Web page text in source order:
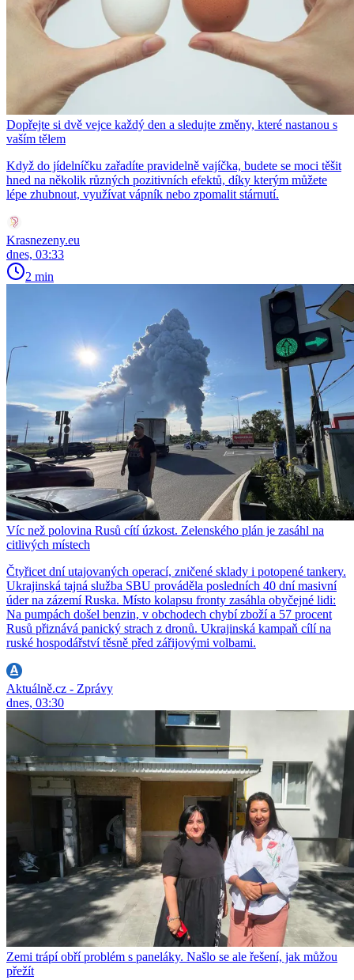
Dopřejte si dvě vejce každý den a sledujte změny, které nastanou s
vaším tělem
Když do jídelníčku zařadíte pravidelně vajíčka, budete se moci těšit
hned na několik různých pozitivních efektů, díky kterým můžete
lépe zhubnout, využívat vápník nebo zpomalit stárnutí.
Krasnezeny.eu
dnes, 03:33
2 min
Víc než polovina Rusů cítí úzkost. Zelenského plán je zasáhl na
citlivých místech
Čtyřicet dní utajovaných operací, zničené sklady i potopené tankery.
Ukrajinská tajná služba SBU prováděla posledních 40 dní masivní
úder na zázemí Ruska. Místo kolapsu fronty zasáhla obyčejné lidi:
Na pumpách došel benzin, v obchodech chybí zboží a 57 procent
Rusů přiznává panický strach z dronů. Ukrajinská kampaň cílí na
ruské hospodářství těsně před zářijovými volbami.
Aktuálně.cz - Zprávy
dnes, 03:30
Zemi trápí obří problém s paneláky. Našlo se ale řešení, jak můžou
přežít